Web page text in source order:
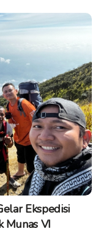
Ekspedisi
Munas VI